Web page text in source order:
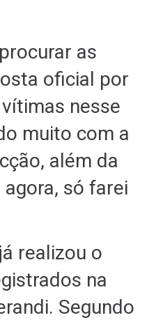
as
oficial por
nesse
muito com a
além da
só farei
realizou o
na
Segundo